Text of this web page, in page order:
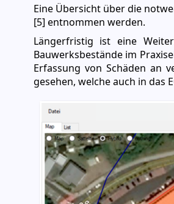
Eine Übersicht über die
[5] entnommen werden.
Längerfristig ist eine
Bauwerksbestände im
Erfassung von Schäden an
gesehen, welche auch in das